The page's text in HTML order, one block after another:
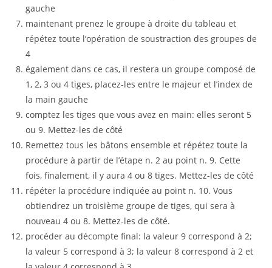
gauche
maintenant prenez le groupe à droite du tableau et
répétez toute l’opération de soustraction des groupes de
4
également dans ce cas, il restera un groupe composé de
1, 2, 3 ou 4 tiges, placez-les entre le majeur et l’index de
la main gauche
comptez les tiges que vous avez en main: elles seront 5
ou 9. Mettez-les de côté
Remettez tous les bâtons ensemble et répétez toute la
procédure à partir de l’étape n. 2 au point n. 9. Cette
fois, finalement, il y aura 4 ou 8 tiges. Mettez-les de côté
répéter la procédure indiquée au point n. 10. Vous
obtiendrez un troisième groupe de tiges, qui sera à
nouveau 4 ou 8. Mettez-les de côté.
procéder au décompte final: la valeur 9 correspond à 2;
la valeur 5 correspond à 3; la valeur 8 correspond à 2 et